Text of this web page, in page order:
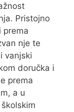
Pristojno
prema
nje te
vanjski
doručka i
prema
a u